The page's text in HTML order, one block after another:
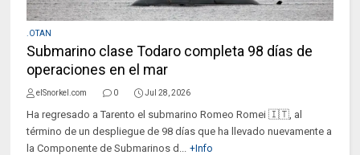
.OTAN
Submarino clase Todaro completa 98 días de
operaciones en el mar
elSnorkel.com 0 Jul 28, 2026
Ha regresado a Tarento el submarino Romeo Romei 🇮🇹, al
término de un despliegue de 98 días que ha llevado nuevamente a
la Componente de Submarinos d... +Info